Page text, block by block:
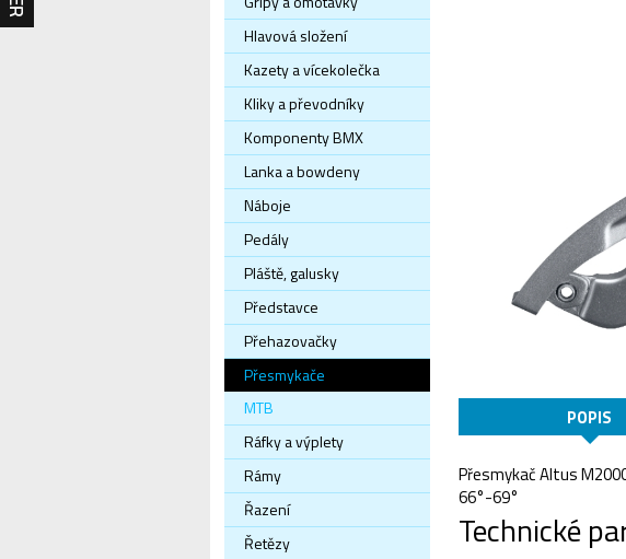
Hlavová složení
Kazety a vícekolečka
Kliky a převodníky
Komponenty BMX
Lanka a bowdeny
Náboje
Pedály
Pláště, galusky
Představce
Přehazovačky
Přesmykače
MTB
Ráfky a výplety
Rámy
Řazení
Řetězy
POPIS
Přesmykač Altus
66°-69°
Technické